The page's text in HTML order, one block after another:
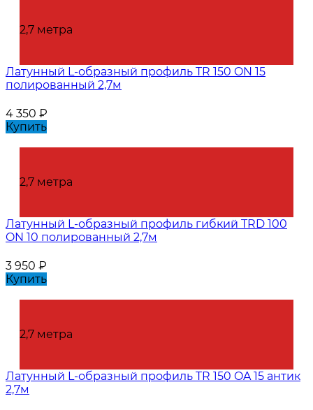
2,7 метра
Латунный L-образный профиль TR 150 ON 15
полированный 2,7м
4 350 ₽
Купить
2,7 метра
Латунный L-образный профиль гибкий TRD 100
ON 10 полированный 2,7м
3 950 ₽
Купить
2,7 метра
Латунный L-образный профиль TR 150 OA 15 антик
2,7м